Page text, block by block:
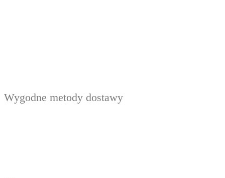
Wygodne metody dostawy